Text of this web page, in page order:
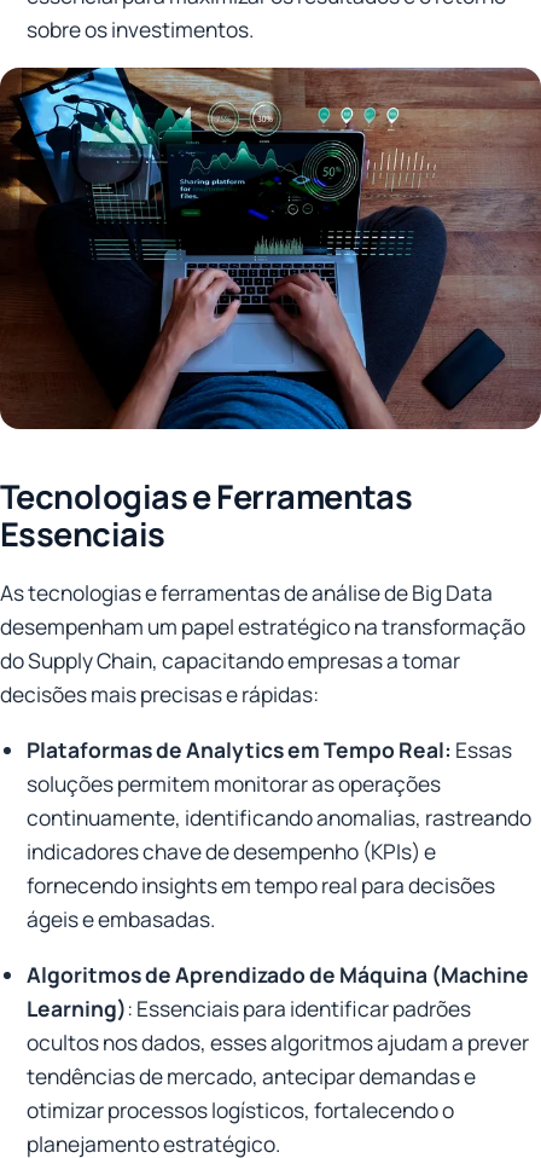
sobre os investimentos.
Tecnologias e Ferramentas
Essenciais
As tecnologias e ferramentas de análise de Big Data
desempenham um papel estratégico na transformação
do Supply Chain, capacitando empresas a tomar
decisões mais precisas e rápidas:
Plataformas de Analytics em Tempo Real: Essas
soluções permitem monitorar as operações
continuamente, identificando anomalias, rastreando
indicadores chave de desempenho (KPIs) e
fornecendo insights em tempo real para decisões
ágeis e embasadas.
Algoritmos de Aprendizado de Máquina (Machine
Learning): Essenciais para identificar padrões
ocultos nos dados, esses algoritmos ajudam a prever
tendências de mercado, antecipar demandas e
otimizar processos logísticos, fortalecendo o
planejamento estratégico.